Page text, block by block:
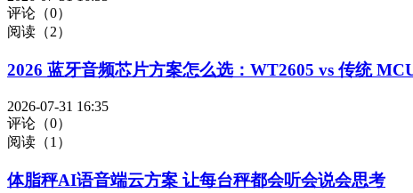
评论（0）
阅读（2）
2026 蓝牙音频芯片方案怎么选：WT2605 vs 传统
2026-07-31 16:35
评论（0）
阅读（1）
体脂秤AI语音端云方案 让每台秤都会听会说会思考